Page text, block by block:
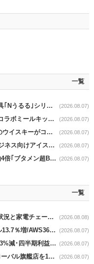
一覧
ニトリnews｜肌ざわりを追求した新寝具｢Nうるる｣シリーズを発売 (2026.08.07)
オイシックスnews｜スノーピークとのコラボミールキット8/13発売 (2026.08.07)
OICグループnews｜グループ酒造会社のウイスキーがコンペティション受賞 (2026.08.07)
青山商事news｜6時間冷たさが持続｢ビジネス向けアイスベスト｣発売 (2026.08.07)
セブンｰイレブンnews｜ブタメンの麺約4倍｢ブタメン超BIG｣8/11から限定発売 (2026.08.07)
一覧
Weekly Review｜熊本地震/店舗の営業状況と家電チェーンの支援策 (2026.08.08)
Amazon news｜2Q営業収益2006億ドル13.7％増/AWS36.8％％増が貢献 (2026.08.07)
ニトリnews｜第1Q売上収益2263億円2.3%減･四半期利益1.4％減 (2026.08.07)
ユニクロnews｜京都･河原町通りにグローバル旗艦店を11/6開設 (2026.08.07)